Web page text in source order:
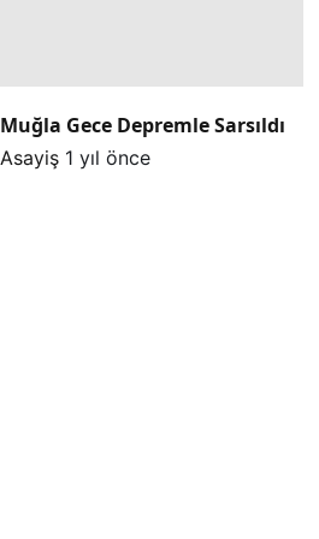
Muğla Gece Depremle Sarsıldı
Asayiş 1 yıl önce